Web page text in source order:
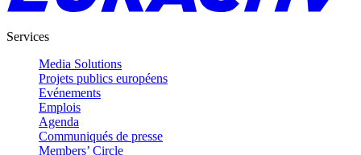
Services
Media Solutions
Projets publics européens
Evénements
Emplois
Agenda
Communiqués de presse
Members’ Circle